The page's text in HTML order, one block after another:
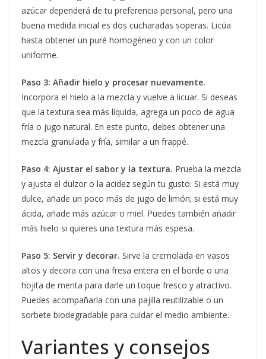
azúcar dependerá de tu preferencia personal, pero una
buena medida inicial es dos cucharadas soperas. Licúa
hasta obtener un puré homogéneo y con un color
uniforme.
Paso 3: Añadir hielo y procesar nuevamente.
Incorpora el hielo a la mezcla y vuelve a licuar. Si deseas
que la textura sea más líquida, agrega un poco de agua
fría o jugo natural. En este punto, debes obtener una
mezcla granulada y fría, similar a un frappé.
Paso 4: Ajustar el sabor y la textura. Prueba la mezcla
y ajusta el dulzor o la acidez según tu gusto. Si está muy
dulce, añade un poco más de jugo de limón; si está muy
ácida, añade más azúcar o miel. Puedes también añadir
más hielo si quieres una textura más espesa.
Paso 5: Servir y decorar. Sirve la cremolada en vasos
altos y decora con una fresa entera en el borde o una
hojita de menta para darle un toque fresco y atractivo.
Puedes acompañarla con una pajilla reutilizable o un
sorbete biodegradable para cuidar el medio ambiente.
Variantes y consejos